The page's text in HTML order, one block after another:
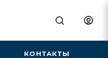
КОНТАКТЫ